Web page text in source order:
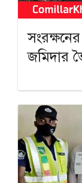
জমিদার